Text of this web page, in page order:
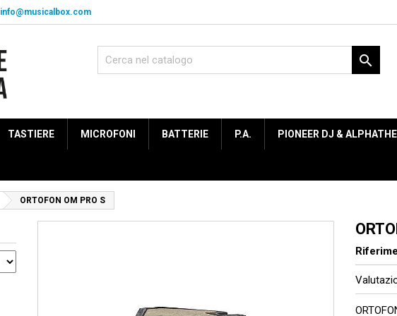
info@musicalbox.com

TASTIERE MICROFONI BATTERIE P.A. PIONEER DJ &
ORTOFON OM PRO S